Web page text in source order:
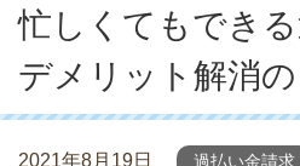
忙しくてもでき
デメリット解消
2021年8月19日 過払い金請